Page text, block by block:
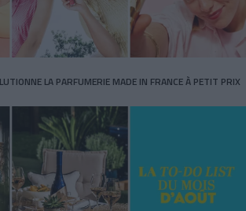
LA PARFUMERIE MADE IN FRANCE À PETIT PRIX